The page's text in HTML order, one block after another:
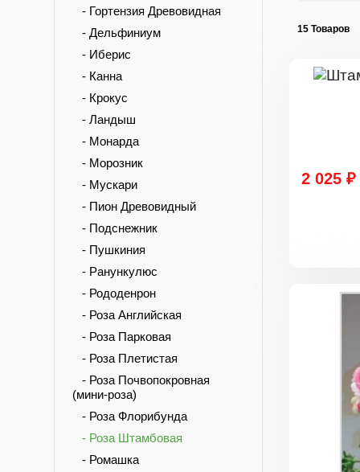
- Гортензия Древовидная
- Дельфиниум
- Иберис
- Канна
- Крокус
- Ландыш
- Монарда
- Морозник
- Мускари
- Пион Древовидный
- Подснежник
- Пушкиния
- Ранункулюс
- Рододенрон
- Роза Английская
- Роза Парковая
- Роза Плетистая
- Роза Почвопокровная
(мини-роза)
- Роза Флорибунда
- Роза Штамбовая
- Ромашка
15
2 025 ₽